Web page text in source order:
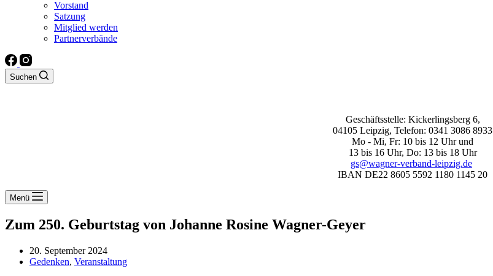
Vorstand
Satzung
Mitglied werden
Partnerverbände
Suchen
Geschäftsstelle: Kickerlingsberg 6,
04105 Leipzig, Telefon: 0341 3086 8933
Mo - Mi, Fr: 10 bis 12 Uhr und
13 bis 16 Uhr, Do: 13 bis 18 Uhr
gs@wagner-verband-leipzig.de
IBAN DE22 8605 5592 1180 1145 20
Menü
Zum 250. Geburtstag von Johanne Rosine Wagner-Geyer
20. September 2024
Gedenken, Veranstaltung